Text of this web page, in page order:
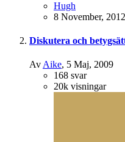
Hugh
8 November, 2012
Diskutera och
Av Aike, 5 Maj, 2009
168 svar
20k visningar